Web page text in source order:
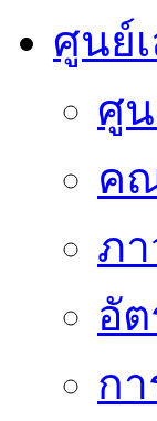
ศูนย์
ศู
ค
ภ
อั
ก